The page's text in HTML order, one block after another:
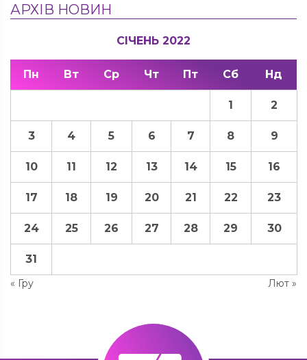
АРХІВ НОВИН
СІЧЕНЬ 2022
Пн Вт Ср Чт Пт Сб Нд
« Гру Лют »
1 2
3 4 5 6 7 8 9
10 11 12 13 14 15 16
17 18 19 20 21 22 23
24 25 26 27 28 29 30
31